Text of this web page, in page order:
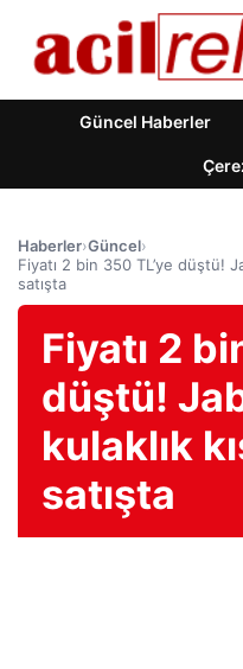
Güncel Haberler
Haberler›Güncel›
Fiyatı 2 bin 350 TL’ye düştü!
satışta
Fiyatı 2
düştü!
kulaklık
satışta